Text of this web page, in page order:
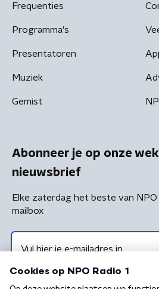
Frequenties
Programma's
Presentatoren
Muziek
Gemist
Abonneer je op onze
nieuwsbrief
Elke zaterdag het beste van NPO
mailbox